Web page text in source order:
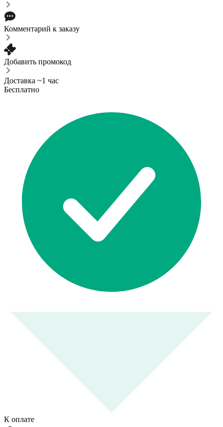
Комментарий к заказу
Добавить промокод
Доставка ~1 час
Бесплатно
К оплате